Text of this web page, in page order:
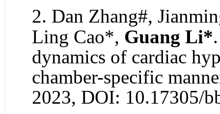
2. Dan Zhang#,
Ling Cao*, Guang Li*
dynamics of cardiac
chamber-specific
2023, DOI: 10.17305/